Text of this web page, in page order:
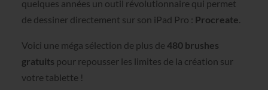
quelques années un outil révolutionnaire qui permet
de dessiner directement sur son iPad Pro : Procreate
Voici une méga sélection de plus de480 brushes
gratuits pour repousser les limites de la création sur
votre tablette !